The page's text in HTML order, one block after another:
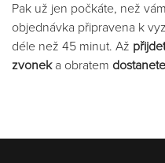
Pak už jen počkáte, než
objednávka připravena k
déle než 45 minut. Až ​
zvonek​ a obratem